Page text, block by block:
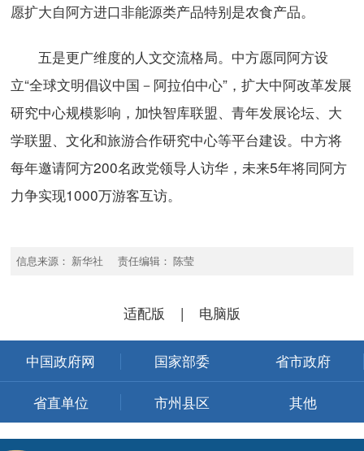
愿扩大自阿方进口非能源类产品特别是农食产品。
五是更广维度的人文交流格局。中方愿同阿方设
立“全球文明倡议中国－阿拉伯中心”，扩大中阿改革发展
研究中心规模影响，加快智库联盟、青年发展论坛、大
学联盟、文化和旅游合作研究中心等平台建设。中方将
每年邀请阿方200名政党领导人访华，未来5年将同阿方
力争实现1000万游客互访。
信息来源： 新华社 责任编辑： 陈莹
适配版 | 电脑版
中国政府网 国家部委 省市政府
省直单位 市州县区 其他